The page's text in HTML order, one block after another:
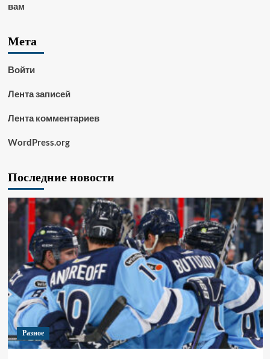
вам
Мета
Войти
Лента записей
Лента комментариев
WordPress.org
Последние новости
Разное